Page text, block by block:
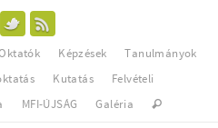
Képzések
Tanulmányok
Kutatás
Felvételi
MFI-ÚJSÁG Galéria